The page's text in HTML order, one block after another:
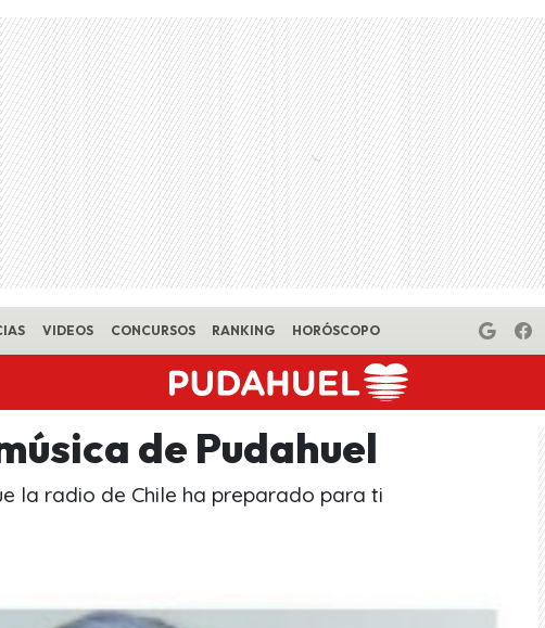
VIDEOS CONCURSOS RANKING HORÓSCOPO
de Pudahuel
la radio de Chile ha preparado para ti